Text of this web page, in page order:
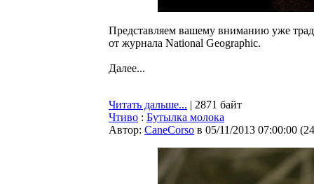
Представляем вашему вниманию уже
от журнала National Geographic.
Далее...
Читать дальше... | 2871 байт
Чтиво : Бутылка молока
Автор: CaneCorso в 05/11/2013 07:00:00 (